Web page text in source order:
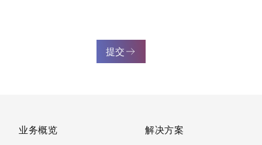
提交
业务概览
解决方案